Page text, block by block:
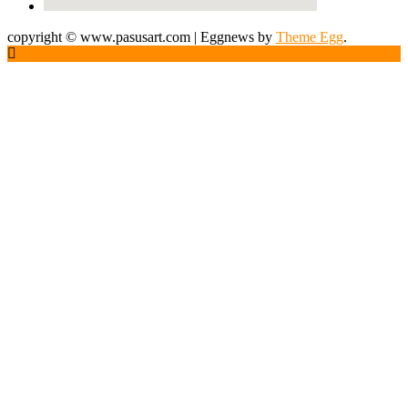
copyright © www.pasusart.com | Eggnews by Theme Egg.